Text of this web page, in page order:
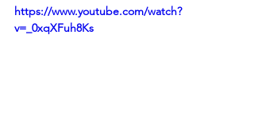
https://www.youtube.com/watch?
v=_0xqXFuh8Ks